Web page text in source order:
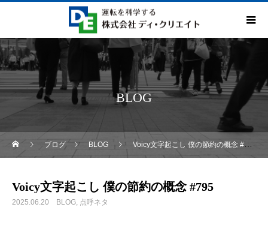
BLOG
ブログ BLOG Voicy文字起こし 僕の節約の概念 #795
Voicy文字起こし 僕の節約の概念 #795
2025.06.20 BLOG 点呼ネタ